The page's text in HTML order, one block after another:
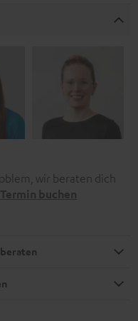
wir beraten dich
buchen